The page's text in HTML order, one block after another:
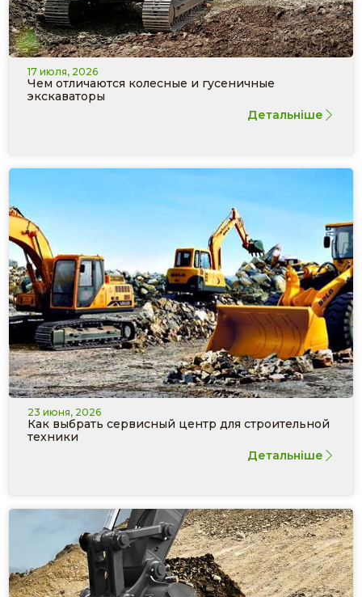
17 июля, 2026
Чем отличаются колесные и гусеничные
экскаваторы
Детальніше
23 июня, 2026
Как выбрать сервисный центр для строительной
техники
Детальніше